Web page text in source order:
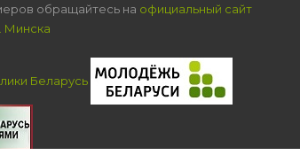
обращайтесь на официальный сайт
Минска